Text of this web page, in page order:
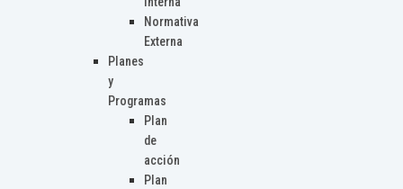
Normativa
Externa
Planes
y
Programas
Plan
de
acción
Plan